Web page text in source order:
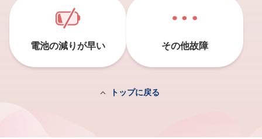
電池の減りが早い その他故障
 トップに戻る